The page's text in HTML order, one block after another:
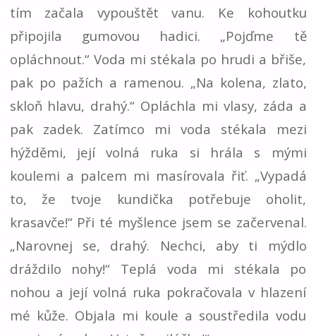
tím začala vypouštět vanu. Ke kohoutku
připojila gumovou hadici. „Pojďme tě
opláchnout.“ Voda mi stékala po hrudi a břiše,
pak po pažích a ramenou. „Na kolena, zlato,
skloň hlavu, drahý.“ Opláchla mi vlasy, záda a
pak zadek. Zatímco mi voda stékala mezi
hýžděmi, její volná ruka si hrála s mými
koulemi a palcem mi masírovala řiť. „Vypadá
to, že tvoje kundička potřebuje oholit,
krasavče!“ Při té myšlence jsem se začervenal.
„Narovnej se, drahý. Nechci, aby ti mýdlo
dráždilo nohy!“ Teplá voda mi stékala po
nohou a její volná ruka pokračovala v hlazení
mé kůže. Objala mi koule a soustředila vodu